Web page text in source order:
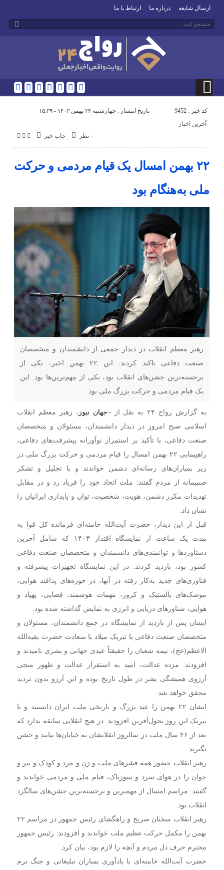
ارسال شایعه درباره ما ارتباط با ما
کد خبر : 9452 تاریخ انتشار : چهارشنبه ۲۴ بهمن ۱۴۰۳ - ۱۵:۳۹
چاپ خبر ۰ نظر
آخرین اخبار
۲۲ بهمن امسال یک قیام مردمی و حرکت
ملی به‌هنگام بود
رهبر معظم انقلاب در دیدار جمعی از دانشمندان و متخصصان
صنعت دفاعی تاکید کردند: این ۲۲ بهمن اخیر، یکی از
برجسته‌ترین جشن‌های انقلاب بود، یکی از مهم‌ترین‌ها بود. این
یک قیام مردمی و حرکت بزرگ ملی بود
به گزارش رواج ۲۴ به نقل از – جهان نیوز ، رهبر معظم انقلاب
اسلامی صبح امروز در دیدار دانشمندان، مسئولان و متخصصان
صنعت دفاعی، با تأکید بر استمرار نوآورانه پیشرفت‌های دفاعی،
راهپیمایی ۲۲ بهمن امسال را قیام مردمی و حرکت بزرگ ملی در
زیر بمباران‌های رسانه‌ای دشمن خواندند و با تجلیل و تشکر
صمیمانه از مردم گفتند: ملت اتحاد خود را فریاد زد و در مقابل
تهدیدات مکرر دشمن، هویت، شخصیت، توان و پایداری ایرانیان را
نشان داد.
قبل از این دیدار، حضرت آیت‌الله خامنه‌ای فرمانده کل قوا به
مدت یک ساعت از نمایشگاه اقتدار ۱۴۰۳ که شامل آخرین
دستاوردها و توانمندی‌های دانشمندان و متخصصان صنعت دفاعی
کشور بود، بازدید کردند. در این نمایشگاه تجهیزات پیشرفته و
فناوری‌های جدید به‌کار رفته در آنها، در حوزه‌های پدافند هوایی،
موشک‌های بالستیک و کروز، مهمات هوشمند، فضایی، پهپاد و
هوایی، شناورهای دریایی و انرژی به نمایش گذاشته شده بود.
ایشان پس از بازدید از نمایشگاه در جمع دانشمندان، مسئولان و
متخصصان صنعت دفاعی با تبریک میلاد با سعادت حضرت بقیه‌الله
الاعظم(عج)، نیمه شعبان را حقیقتاً عیدی جهانی و بشری نامیدند و
افزودند: مژده عدالت، امید به استقرار عدالت و ظهور منجی
آرزوی همیشگی بشر در طول تاریخ بوده و این آرزو بدون تردید
محقق خواهد شد.
ایشان ۲۲ بهمن را عید بزرگ و تاریخی ملت ایران دانستند و با
تبریک این روز تحول‌آفرین افزودند: در هیچ انقلابی سابقه ندارد که
بعد از ۴۶ سال ملت در سالروز انقلابشان به خیابان‌ها بیایند و جشن
بگیرند.
رهبر انقلاب حضور همه قشرهای ملت و زن و مرد و کودک و پیر و
جوان را در هوای سرد و سوزناک، قیام ملی و مردمی خواندند و
گفتند: مراسم امسال از مهمترین و برجسته‌ترین جشن‌های سالگرد
انقلاب بود.
رهبر انقلاب سخنان صریح و راهگشای رئیس جمهور در مراسم ۲۲
بهمن را مکمل حرکت عظیم ملت خواندند و افزودند: رئیس جمهور
محترم حرف دل مردم و آنچه را لازم بود، بیان کرد.
حضرت آیت‌الله خامنه‌ای با یادآوری بمباران تبلیغاتی و جنگ نرم